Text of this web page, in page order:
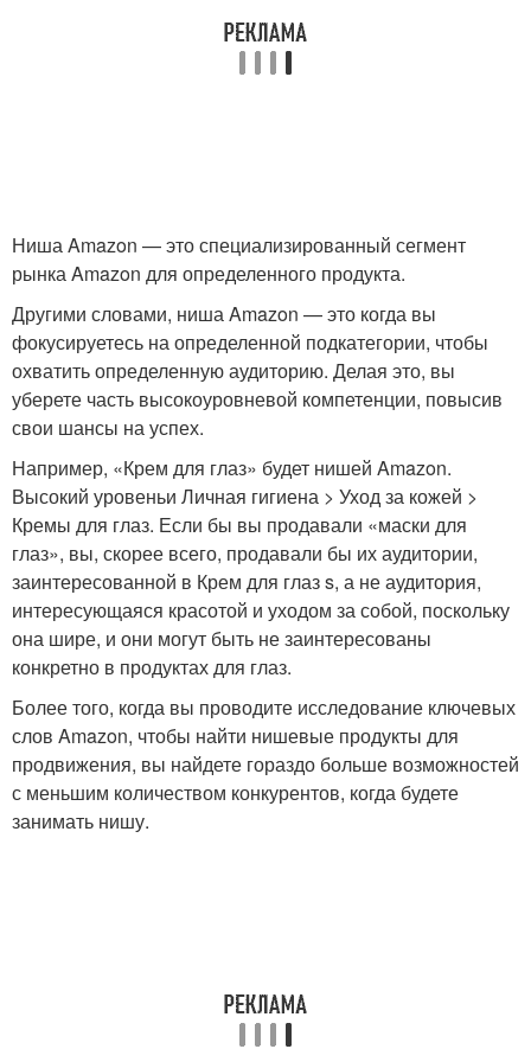
Ниша Amazon — это специализированный сегмент
рынка Amazon для определенного продукта.
Другими словами, ниша Amazon — это когда вы
фокусируетесь на определенной подкатегории, чтобы
охватить определенную аудиторию. Делая это, вы
уберете часть высокоуровневой компетенции, повысив
свои шансы на успех.
Например, «Крем для глаз» будет нишей Amazon.
Высокий уровеньи Личная гигиена > Уход за кожей >
Кремы для глаз. Если бы вы продавали «маски для
глаз», вы, скорее всего, продавали бы их аудитории,
заинтересованной в Крем для глаз s, а не аудитория,
интересующаяся красотой и уходом за собой, поскольку
она шире, и они могут быть не заинтересованы
конкретно в продуктах для глаз.
Более того, когда вы проводите исследование ключевых
слов Amazon, чтобы найти нишевые продукты для
продвижения, вы найдете гораздо больше возможностей
с меньшим количеством конкурентов, когда будете
занимать нишу.